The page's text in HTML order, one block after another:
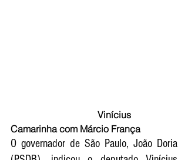
Camarinha com Márcio França
O governador de São Paulo, João Doria